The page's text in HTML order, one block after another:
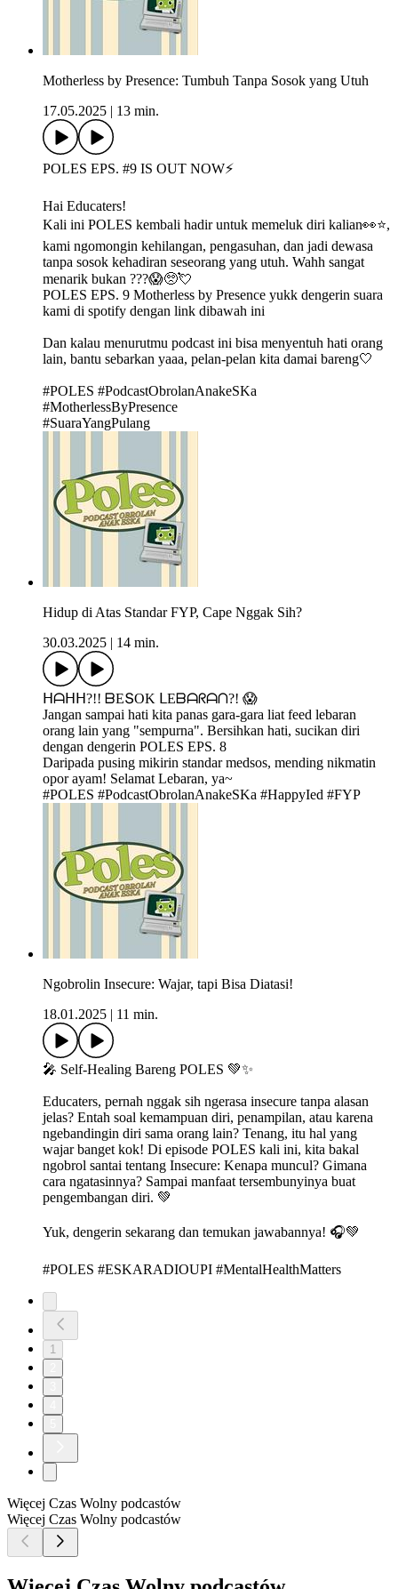
Motherless by Presence: Tumbuh Tanpa Sosok yang Utuh
17.05.2025
13 min.
POLES EPS. #9 IS OUT NOW⚡
Hai Educaters!
Kali ini POLES kembali hadir untuk memeluk diri kalian👀⭐,
kami ngomongin kehilangan, pengasuhan, dan jadi dewasa
tanpa sosok kehadiran seseorang yang utuh. Wahh sangat
menarik bukan ???😱🥺💘
POLES EPS. 9 Motherless by Presence yukk dengerin suara
kami di spotify dengan link dibawah ini
Dan kalau menurutmu podcast ini bisa menyentuh hati orang
lain, bantu sebarkan yaaa, pelan-pelan kita damai bareng🤍
#POLES #PodcastObrolanAnakeSKa
#MotherlessByPresence
#SuaraYangPulang
Hidup di Atas Standar FYP, Cape Nggak Sih?
30.03.2025
14 min.
ᕼᗩᕼᕼ?!! ᗷEՏOΚ ᒪEᗷᗩᖇᗩᑎ?! 😱
Jangan sampai hati kita panas gara-gara liat feed lebaran
orang lain yang "sempurna". Bersihkan hati, sucikan diri
dengan dengerin POLES EPS. 8
Daripada pusing mikirin standar medsos, mending nikmatin
opor ayam! Selamat Lebaran, ya~
#POLES #PodcastObrolanAnakeSKa #HappyIed #FYP
Ngobrolin Insecure: Wajar, tapi Bisa Diatasi!
18.01.2025
11 min.
🎤 Self-Healing Bareng POLES 💚✨
Educaters, pernah nggak sih ngerasa insecure tanpa alasan
jelas? Entah soal kemampuan diri, penampilan, atau karena
ngebandingin diri sama orang lain? Tenang, itu hal yang
wajar banget kok! Di episode POLES kali ini, kita bakal
ngobrol santai tentang Insecure: Kenapa muncul? Gimana
cara ngatasinnya? Sampai manfaat tersembunyinya buat
pengembangan diri. 💚
Yuk, dengerin sekarang dan temukan jawabannya! 🎧💚
#POLES #ESKARADIOUPI #MentalHealthMatters
1
Więcej Czas Wolny podcastów
Więcej Czas Wolny podcastów